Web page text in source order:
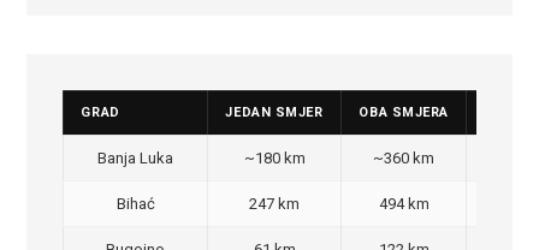
GRAD JEDAN SMJER OBA SMJERA
Banja Luka ~180 km ~360 km
Bihać 247 km 494 km